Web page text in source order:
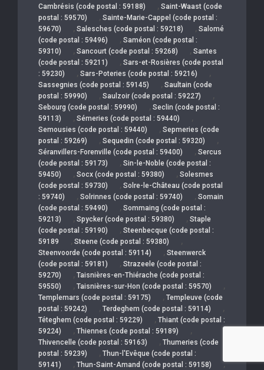
Cambrésis (code postal : 59188)
, Saint-Waast (code
postal : 59570)
, Sainte-Marie-Cappel (code postal :
59670)
, Salesches (code postal : 59218) , Salomé
(code postal : 59496)
, Saméon (code postal :
59310)
, Sancourt (code postal : 59268) , Santes
(code postal : 59211)
, Sars-et-Rosières (code postal
: 59230)
, Sars-Poteries (code postal : 59216) ,
Sassegnies (code postal : 59145) , Saultain (code
postal : 59990)
, Saulzoir (code postal : 59227) ,
Sebourg (code postal : 59990) , Seclin (code postal :
59113)
, Sémeries (code postal : 59440) ,
Semousies (code postal : 59440) , Sepmeries (code
postal : 59269)
, Sequedin (code postal : 59320) ,
Séranvillers-Forenville (code postal : 59400) , Sercus
(code postal : 59173)
, Sin-le-Noble (code postal :
59450)
, Socx (code postal : 59380) , Solesmes
(code postal : 59730)
, Solre-le-Château (code postal
: 59740)
, Solrinnes (code postal : 59740) , Somain
(code postal : 59490)
, Sommaing (code postal :
59213)
, Spycker (code postal : 59380) , Staple
(code postal : 59190)
, Steenbecque (code postal :
59189
, Steene (code postal : 59380) ,
Steenvoorde (code postal : 59114) , Steenwerck
(code postal : 59181)
, Strazeele (code postal :
59270)
, Taisnières-en-Thiérache (code postal :
59550)
, Taisnières-sur-Hon (code postal : 59570) ,
Templemars (code postal : 59175) , Templeuve (code
postal : 59242)
, Terdeghem (code postal : 59114) ,
Téteghem (code postal : 59229) , Thiant (code postal :
59224)
, Thiennes (code postal : 59189) ,
Thivencelle (code postal : 59163) , Thumeries (code
postal : 59239)
, Thun-l'Evêque (code postal :
59141)
, Thun-Saint-Amand (code postal : 59158) ,